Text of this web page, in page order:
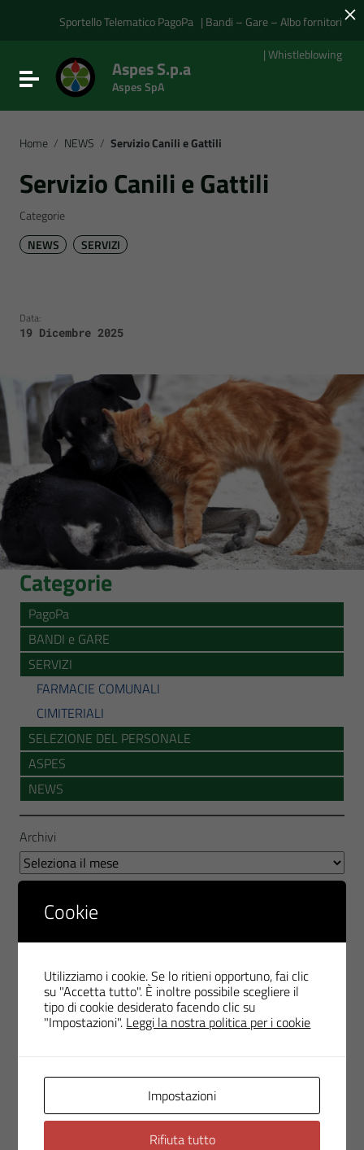
Vai al menu di navigazione
Sportello Telematico PagoPa | Bandi – Gare – Albo fornitori
| Whistleblowing
Attiva / disattiva la navigazione
Aspes S.p.a
Aspes SpA
Home / NEWS / Servizio Canili e Gattili
Servizio Canili e Gattili
Categorie
NEWS
SERVIZI
Data:
19 Dicembre 2025
Categorie
PagoPa
BANDI e GARE
SERVIZI
FARMACIE COMUNALI
CIMITERIALI
SELEZIONE DEL PERSONALE
ASPES
NEWS
Archivi
A partire dal 1° Gennaio 2026 i Canili e Gattili saranno
gestiti dal Servizio Ambiente del Comune di Pesaro
Ultimo aggiornamento
×
Cookie
Utilizziamo i cookie. Se lo ritieni opportuno, fai clic
su "Accetta tutto". È inoltre possibile scegliere il
tipo di cookie desiderato facendo clic su
"Impostazioni". Leggi la nostra politica per i cookie
Impostazioni
Rifiuta tutto